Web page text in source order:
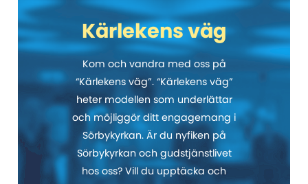
Kärlekens väg
Kom och vandra med oss på
“Kärlekens väg”. “Kärlekens väg”
heter modellen som underlättar
och möjliggör ditt engagemang i
Sörbykyrkan. Är du nyfiken på
Sörbykyrkan och gudstjänstlivet
hos oss? Vill du upptäcka och